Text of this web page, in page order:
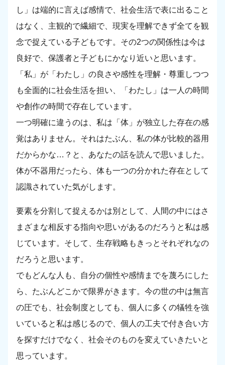
し」は端的に言えば感情で、社会生活で表に出ること
はなく、主観的で繊細で、現実を理解できず全てを観
念で捉えている子どもです。その2つの関係性は今は
良好で、保護者と子どもにかなり近いと思います。
「私」が「わたし」の良さや感性を理解・尊重しつつ
も全面的に社会生活を担い、「わたし」は一人の時間
や創作の時間で存在しています。
一つ明確に違うのは、私は「体」が独立した存在の感
覚はありません。それはたぶん、私の体が比較的器用
だからかな…？と、あなたの話を読んで思いました。
体が不器用だったら、体も一つの分かれた存在として
認識されていた気がします。
要素を分割して捉えるかは別として、人間の中にはさ
まざまな相反する指向や思いがあるのだろうと私は感
じています。そして、生存戦略もきっとそれぞれなの
だろうと思います。
でもどんな人も、自分の個性や感情までを蔑ろにした
ら、たぶんどこかで限界がきます。今の世の中は無言
の圧でも、社会制度としても、個人に多くの犠牲を強
いていると私は感じるので、個人の工夫で付き合い方
を探すだけでなく、社会そのものを変えていきたいと
思っています。